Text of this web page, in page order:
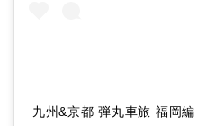
九州&京都 弾丸車旅 福岡